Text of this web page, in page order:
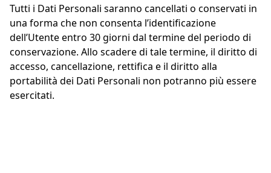
Tutti i Dati Personali saranno cancellati o conservati in
una forma che non consenta l’identificazione
dell’Utente entro 30 giorni dal termine del periodo di
conservazione. Allo scadere di tale termine, il diritto di
accesso, cancellazione, rettifica e il diritto alla
portabilità dei Dati Personali non potranno più essere
esercitati.